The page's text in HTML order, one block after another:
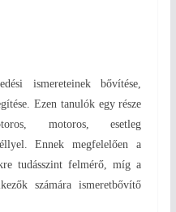
ismereteinek bővítése,
Ezen tanulók egy része
motoros, esetleg
Ennek megfelelően a
tudásszint felmérő, míg a
számára ismeretbővítő